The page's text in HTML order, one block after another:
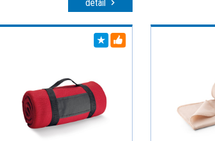
detail